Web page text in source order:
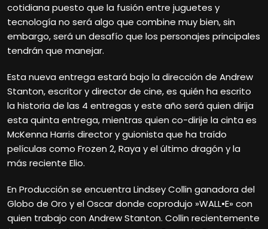
cotidiana puesto que la fusión entre juguetes y
tecnología no será algo que combine muy bien, sin
embargo, será un desafío que los personajes principales
tendrán que manejar.
Esta nueva entrega estará bajo la dirección de Andrew
Stanton, escritor y director de cine, es quién ha escrito
la historia de las 4 entregas y este año será quien dirija
esta quinta entrega, mientras quien co-dirije la cinta es
McKenna Harris director y guionista que ha traído
películas como Frozen 2, Raya y el último dragón y la
más reciente Elio.
En Producción se encuentra Lindsey Collin ganadora del
Globo de Oro y el Oscar donde coprodujo »WALL•E» con
quien trabajo con Andrew Stanton. Collin recientemente